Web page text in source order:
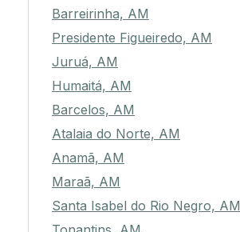
Barreirinha, AM
Presidente Figueiredo, AM
Juruá, AM
Humaitá, AM
Barcelos, AM
Atalaia do Norte, AM
Anamã, AM
Maraã, AM
Santa Isabel do Rio Negro, AM